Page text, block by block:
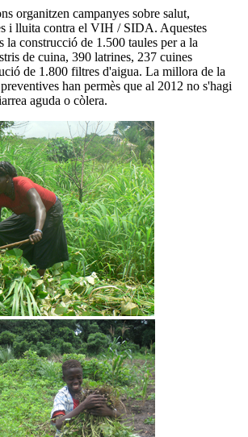
organitzen campanyes sobre salut,
i lluita contra el VIH / SIDA. Aquestes
la construcció de 1.500 taules per a la
de cuina, 390 latrines, 237 cuines
de 1.800 filtres d'aigua. La millora de la
han permès que al 2012 no s'hagi
aguda o còlera.